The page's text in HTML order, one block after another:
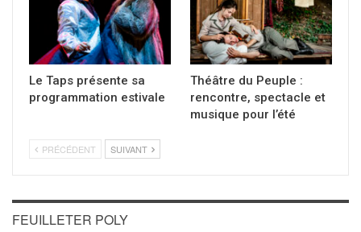
Le Taps présente sa
programmation estivale
Théâtre du Peuple :
rencontre, spectacle et
musique pour l’été
PRÉCÉDENT SUIVANT
FEUILLETER POLY